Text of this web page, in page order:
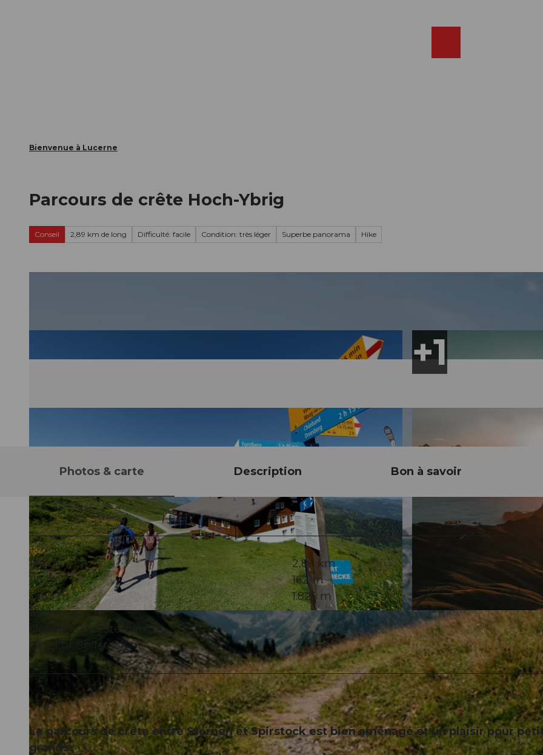
Bienvenue à Lucerne
Parcours de crête Hoch-Ybrig
Conseil 2,89 km de long Difficulté: facile Condition: très léger Superbe panorama Hike
© Ybrig Tourismus, Ferien- und Sportzentrum Hoch-Ybrig AG © Dario Peruzzo, Region Ybrig
Photos & carte Description Bon à savoir
1:00 h
2,89 km
118 m
162 m
1.663 m
1.825 m
162 m
Départ: Klein Sternen
Objectif: Spirstock
Le parcours de crête entre Sternen et Spirstock est bien aménagé et un plaisir pour
grands.